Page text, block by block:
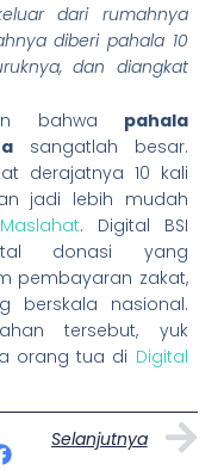
dari rumahnya
diberi pahala 10
dan diangkat
bahwa pahala
sangatlah besar.
derajatnya 10 kali
jadi lebih mudah
. Digital BSI
donasi yang
pembayaran zakat,
berskala nasional.
tersebut, yuk
orang tua di Digital
Selanjutnya